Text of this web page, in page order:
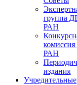
группа
РАН
РАН
издания
Учредительные